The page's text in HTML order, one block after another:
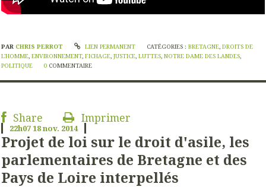
PAR CHRIS PERROT LIEN PERMANENT CATÉGORIES :BRETAGNE,DROITS DE
L'HOMME, ENVIRONNEMENT, FICHAGE, JUSTICE, LUTTES, NOTRE DAME DES LANDES,
POLITIQUE
0 COMMENTAIRE
Share Imprimer
22h0718nov. 2014
Projet de loi sur le droit d'asile, les
parlementaires de Bretagne et des
Pays de Loire interpellés